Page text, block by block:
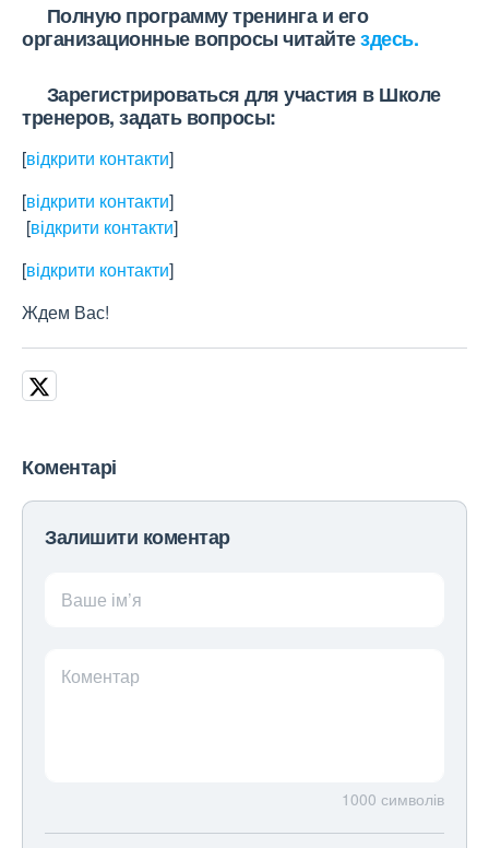
Полную программу тренинга и его
организационные вопросы читайтездесь.
Зарегистрироваться для участия в Школе
тренеров, задать вопросы:
[відкрити контакти]
[відкрити контакти]
[відкрити контакти]
[відкрити контакти]
Ждем Вас!
Коментарі
Залишити коментар
Ваше ім’я
Коментар
1000 символів